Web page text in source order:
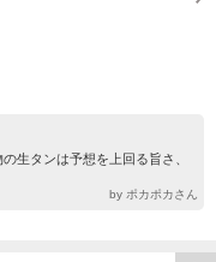
生タンは予想を上回る旨さ、
by ポカポカさん